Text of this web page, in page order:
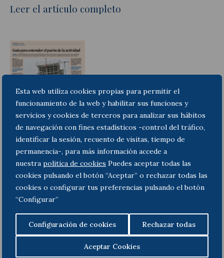
Esta web utiliza cookies propias para permitir el
funcionamiento de la web y habilitar sus funciones y
servicios y cookies de terceros para analizar sus hábitos
de navegación con fines estadísticos -control del tráfico,
identificar la sesión, recuento de visitas, tiempo de
permanencia-, para más información accede a
nuestra politica de cookies Puedes aceptar todas las
cookies pulsando el botón “Aceptar” o rechazar todas las
cookies o configurar tus preferencias pulsando el botón
“Configurar”
Configuración de cookies Rechazar todas
Aceptar Cookies
Leer el artículo completo